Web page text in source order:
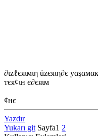
∂ιzℓєяιмιη üzєяιη∂є
тєя¢ιн є∂єяιм
¢нє
Yazdır
Yukarı git Sayfa1 2